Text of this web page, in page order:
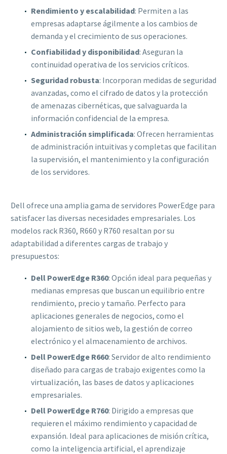
Rendimiento y escalabilidad: Permiten a las
empresas adaptarse ágilmente a los cambios de
demanda y el crecimiento de sus operaciones.
Confiabilidad y disponibilidad: Aseguran la
continuidad operativa de los servicios críticos.
Seguridad robusta: Incorporan medidas de seguridad
avanzadas, como el cifrado de datos y la protección
de amenazas cibernéticas, que salvaguarda la
información confidencial de la empresa.
Administración simplificada: Ofrecen herramientas
de administración intuitivas y completas que facilitan
la supervisión, el mantenimiento y la configuración
de los servidores.
Dell ofrece una amplia gama de servidores PowerEdge para
satisfacer las diversas necesidades empresariales. Los
modelos rack R360, R660 y R760 resaltan por su
adaptabilidad a diferentes cargas de trabajo y
presupuestos:
Dell PowerEdge R360: Opción ideal para pequeñas y
medianas empresas que buscan un equilibrio entre
rendimiento, precio y tamaño. Perfecto para
aplicaciones generales de negocios, como el
alojamiento de sitios web, la gestión de correo
electrónico y el almacenamiento de archivos.
Dell PowerEdge R660: Servidor de alto rendimiento
diseñado para cargas de trabajo exigentes como la
virtualización, las bases de datos y aplicaciones
empresariales.
Dell PowerEdge R760: Dirigido a empresas que
requieren el máximo rendimiento y capacidad de
expansión. Ideal para aplicaciones de misión crítica,
como la inteligencia artificial, el aprendizaje